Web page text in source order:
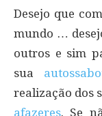
Desejo que
mundo …
outros e sim
sua
realização dos
afazeres. Se